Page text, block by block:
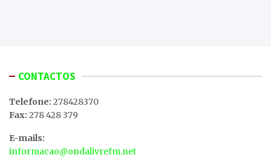
CONTACTOS
Telefone: 278428370
Fax: 278 428 379
E-mails:
informacao@ondalivrefm.net